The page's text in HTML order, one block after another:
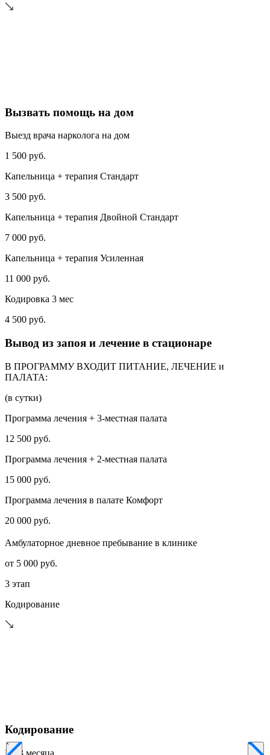
Вызвать помощь на дом
Выезд врача нарколога на дом
1 500 руб.
Капельница + терапия Стандарт
3 500 руб.
Капельница + терапия Двойной Стандарт
7 000 руб.
Капельница + терапия Усиленная
11 000 руб.
Кодировка 3 мес
4 500 руб.
Вывод из запоя и лечение в стационаре
В ПРОГРАММУ ВХОДИТ ПИТАНИЕ, ЛЕЧЕНИЕ и
ПАЛАТА:
(в сутки)
Программа лечения + 3-местная палата
12 500 руб.
Программа лечения + 2-местная палата
15 000 руб.
Программа лечения в палате Комфорт
20 000 руб.
Амбулаторное дневное пребывание в клинике
от 5 000 руб.
3 этап
Кодирование
Кодирование
На 3 месяца